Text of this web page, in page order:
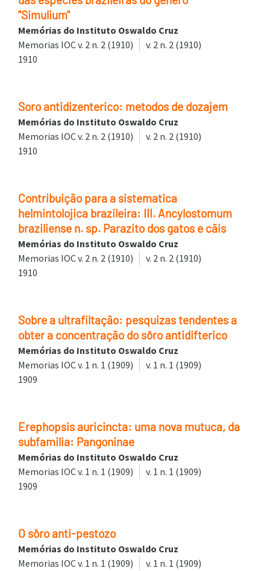
"Simulium"
Memórias do Instituto Oswaldo Cruz
Memorias IOC v. 2 n. 2 (1910)
v. 2 n. 2 (1910)
1910
Soro antidizenterico: metodos de dozajem
Memórias do Instituto Oswaldo Cruz
Memorias IOC v. 2 n. 2 (1910)
v. 2 n. 2 (1910)
1910
Contribuição para a sistematica
helmintolojica brazileira: III. Ancylostomum
braziliense n. sp. Parazito dos gatos e cãis
Memórias do Instituto Oswaldo Cruz
Memorias IOC v. 2 n. 2 (1910)
v. 2 n. 2 (1910)
1910
Sobre a ultrafiltação: pesquizas tendentes a
obter a concentração do sôro antidifterico
Memórias do Instituto Oswaldo Cruz
Memorias IOC v. 1 n. 1 (1909)
v. 1 n. 1 (1909)
1909
Erephopsis auricincta: uma nova mutuca, da
subfamilia: Pangoninae
Memórias do Instituto Oswaldo Cruz
Memorias IOC v. 1 n. 1 (1909)
v. 1 n. 1 (1909)
1909
O sôro anti-pestozo
Memórias do Instituto Oswaldo Cruz
Memorias IOC v. 1 n. 1 (1909)
v. 1 n. 1 (1909)